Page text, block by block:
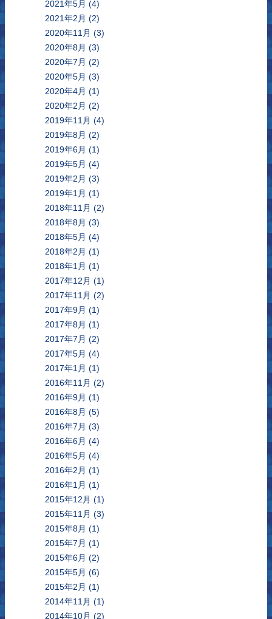
2021年5月 (4)
2021年2月 (2)
2020年11月 (3)
2020年8月 (3)
2020年7月 (2)
2020年5月 (3)
2020年4月 (1)
2020年2月 (2)
2019年11月 (4)
2019年8月 (2)
2019年6月 (1)
2019年5月 (4)
2019年2月 (3)
2019年1月 (1)
2018年11月 (2)
2018年8月 (3)
2018年5月 (4)
2018年2月 (1)
2018年1月 (1)
2017年12月 (1)
2017年11月 (2)
2017年9月 (1)
2017年8月 (1)
2017年7月 (2)
2017年5月 (4)
2017年1月 (1)
2016年11月 (2)
2016年9月 (1)
2016年8月 (5)
2016年7月 (3)
2016年6月 (4)
2016年5月 (4)
2016年2月 (1)
2016年1月 (1)
2015年12月 (1)
2015年11月 (3)
2015年8月 (1)
2015年7月 (1)
2015年6月 (2)
2015年5月 (6)
2015年2月 (1)
2014年11月 (1)
2014年10月 (2)